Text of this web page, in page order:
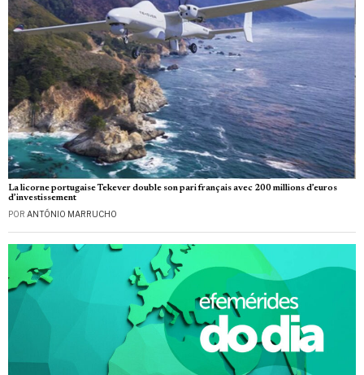
La licorne portugaise Tekever double son pari français avec 200 millions d’euros
d’investissement
POR ANTÓNIO MARRUCHO